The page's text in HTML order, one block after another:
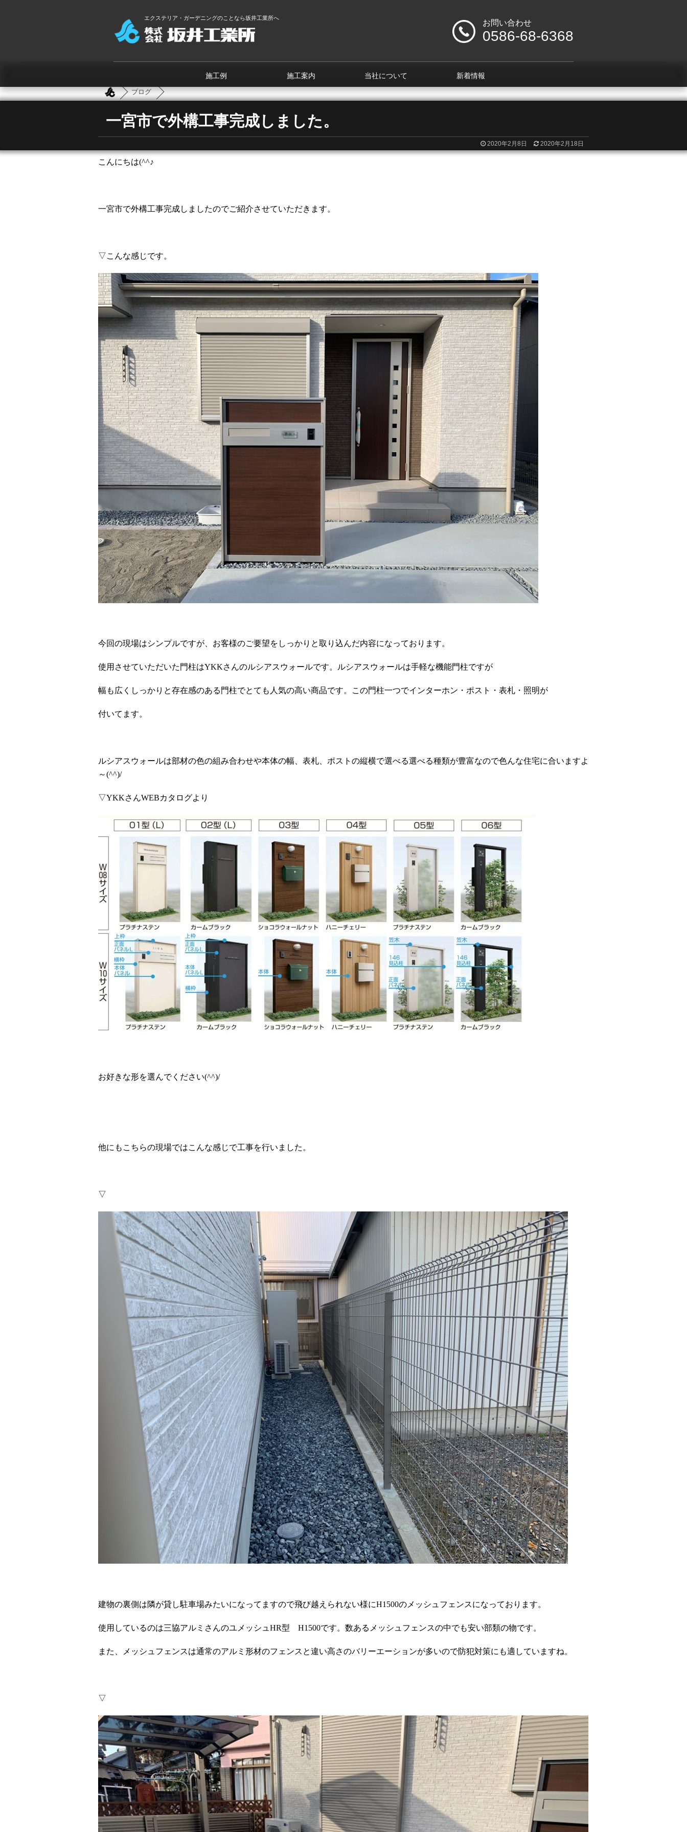
エクステリア・ガーデニングのことなら坂井工業所へ
お問い合わせ
0586-68-6368
施工例 施工案内 当社について 新着情報
ブログ
一宮市で外構工事完成しました。
2020年2月8日 2020年2月18日
こんにちは(^^♪
一宮市で外構工事完成しましたのでご紹介させていただきます。
▽こんな感じです。
今回の現場はシンプルですが、お客様のご要望をしっかりと取り込んだ内容になっております。
使用させていただいた門柱はYKKさんのルシアスウォールです。ルシアスウォールは手軽な機能門柱ですが
幅も広くしっかりと存在感のある門柱でとても人気の高い商品です。この門柱一つでインターホン・ポスト・表札・照明が
付いてます。
ルシアスウォールは部材の色の組み合わせや本体の幅、表札、ポストの縦横で選べる選べる種類が豊富なので色んな住宅に合いますよ
～(^^)/
▽YKKさんWEBカタログより
お好きな形を選んでください(^^)/
他にもこちらの現場ではこんな感じで工事を行いました。
▽
建物の裏側は隣が貸し駐車場みたいになってますので飛び越えられない様にH1500のメッシュフェンスになっております。
使用しているのは三協アルミさんのユメッシュ HR型 H1500です。数あるメッシュフェンスの中でも安い部類の物です。
また、メッシュフェンスは通常のアルミ形材のフェンスと違い高さのバリーエーションが多いので防犯対策にも適していますね。
▽